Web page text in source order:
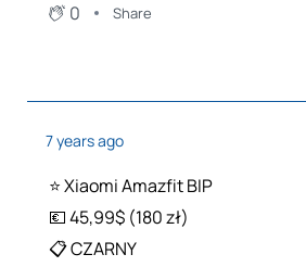
0 Share
7 years ago
⭐️ Xiaomi Amazfit BIP
💶 45,99$ (180 zł)
📋 CZARNY